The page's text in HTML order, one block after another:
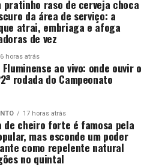
pratinho raso de cerveja choca
da área de serviço: a
atrai, embriaga e afoga
de vez
horas atrás
ao vivo: onde ouvir o
rodada do Campeonato
17 horas atrás
de cheiro forte é famosa pela
mas esconde um poder
como repelente natural
no quintal